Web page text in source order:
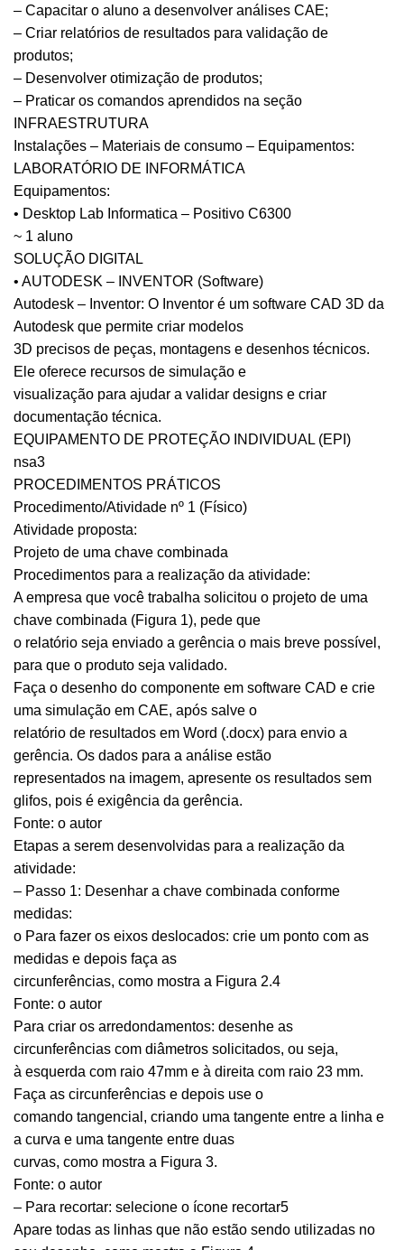
– Capacitar o aluno a desenvolver análises CAE;
– Criar relatórios de resultados para validação de
produtos;
– Desenvolver otimização de produtos;
– Praticar os comandos aprendidos na seção
INFRAESTRUTURA
Instalações – Materiais de consumo – Equipamentos:
LABORATÓRIO DE INFORMÁTICA
Equipamentos:
• Desktop Lab Informatica – Positivo C6300
~ 1 aluno
SOLUÇÃO DIGITAL
• AUTODESK – INVENTOR (Software)
Autodesk – Inventor: O Inventor é um software CAD 3D da
Autodesk que permite criar modelos
3D precisos de peças, montagens e desenhos técnicos.
Ele oferece recursos de simulação e
visualização para ajudar a validar designs e criar
documentação técnica.
EQUIPAMENTO DE PROTEÇÃO INDIVIDUAL (EPI)
nsa3
PROCEDIMENTOS PRÁTICOS
Procedimento/Atividade nº 1 (Físico)
Atividade proposta:
Projeto de uma chave combinada
Procedimentos para a realização da atividade:
A empresa que você trabalha solicitou o projeto de uma
chave combinada (Figura 1), pede que
o relatório seja enviado a gerência o mais breve possível,
para que o produto seja validado.
Faça o desenho do componente em software CAD e crie
uma simulação em CAE, após salve o
relatório de resultados em Word (.docx) para envio a
gerência. Os dados para a análise estão
representados na imagem, apresente os resultados sem
glifos, pois é exigência da gerência.
Fonte: o autor
Etapas a serem desenvolvidas para a realização da
atividade:
– Passo 1: Desenhar a chave combinada conforme
medidas:
o Para fazer os eixos deslocados: crie um ponto com as
medidas e depois faça as
circunferências, como mostra a Figura 2.4
Fonte: o autor
Para criar os arredondamentos: desenhe as
circunferências com diâmetros solicitados, ou seja,
à esquerda com raio 47mm e à direita com raio 23 mm.
Faça as circunferências e depois use o
comando tangencial, criando uma tangente entre a linha e
a curva e uma tangente entre duas
curvas, como mostra a Figura 3.
Fonte: o autor
– Para recortar: selecione o ícone recortar5
Apare todas as linhas que não estão sendo utilizadas no